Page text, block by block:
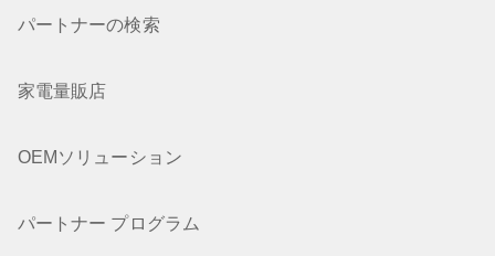
パートナーの検索
家電量販店
OEMソリューション
パートナー プログラム